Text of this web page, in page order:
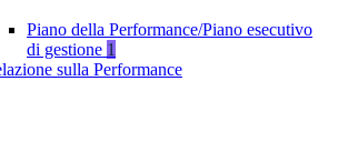
Piano della Performance/Piano esecutivo
di gestione 1
sulla Performance